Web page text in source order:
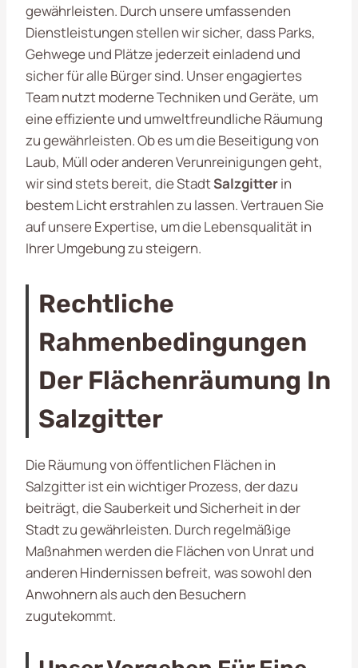
gewährleisten. Durch unsere umfassenden
Dienstleistungen stellen wir sicher, dass Parks,
Gehwege und Plätze jederzeit einladend und
sicher für alle Bürger sind. Unser engagiertes
Team nutzt moderne Techniken und Geräte, um
eine effiziente und umweltfreundliche Räumung
zu gewährleisten. Ob es um die Beseitigung von
Laub, Müll oder anderen Verunreinigungen geht,
wir sind stets bereit, die StadtSalzgitterin
bestem Licht erstrahlen zu lassen. Vertrauen Sie
auf unsere Expertise, um die Lebensqualität in
Ihrer Umgebung zu steigern.
Rechtliche
Rahmenbedingungen
Der Flächenräumung In
Salzgitter
Die Räumung von öffentlichen Flächen in
Salzgitter ist ein wichtiger Prozess, der dazu
beiträgt, die Sauberkeit und Sicherheit in der
Stadt zu gewährleisten. Durch regelmäßige
Maßnahmen werden die Flächen von Unrat und
anderen Hindernissen befreit, was sowohl den
Anwohnern als auch den Besuchern
zugutekommt.